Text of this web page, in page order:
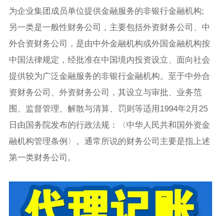
为企业集团成员单位提供金融服务的非银行金融机构;
另一类是一般性财务公司，主要包括外资财务公司、中
外合资财务公司，是由中外金融机构或外国金融机构按
中国法律规定，经批准在中国境内投资设立、面向社会
提供较为广泛金融服务的非银行金融机构。至于中外合
资财务公司、外资财务公司，其设立与审批、业务范
围、监督管理、解散与清算、罚则等适用1994年2月25
日由国务院发布的行政法规：〈中华人民共和国外资金
融机构管理条例〉。通常所说的财务公司主要是指上述
第一类财务公司。